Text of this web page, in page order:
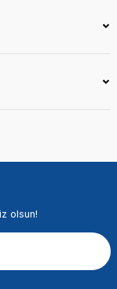
olsun!